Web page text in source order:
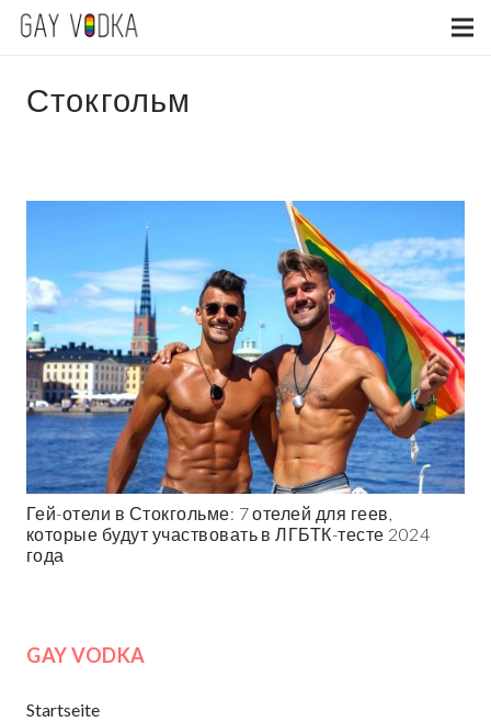
Стокгольм
Гей-отели в Стокгольме: 7 отелей для геев,
которые будут участвовать в ЛГБТК-тесте 2024
года
GAY VODKA
Startseite